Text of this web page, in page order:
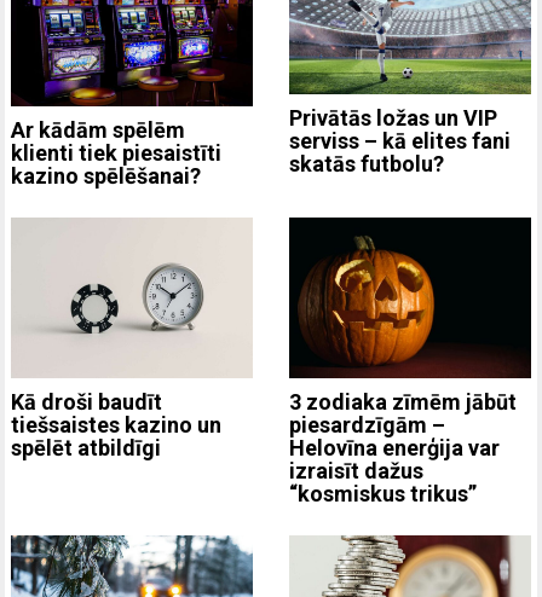
Ar kādām spēlēm
klienti tiek piesaistīti
kazino spēlēšanai?
Privātās ložas un VIP
serviss – kā elites fani
skatās futbolu?
Kā droši baudīt
tiešsaistes kazino un
spēlēt atbildīgi
3 zodiaka zīmēm jābūt
piesardzīgām –
Helovīna enerģija var
izraisīt dažus
“kosmiskus trikus”